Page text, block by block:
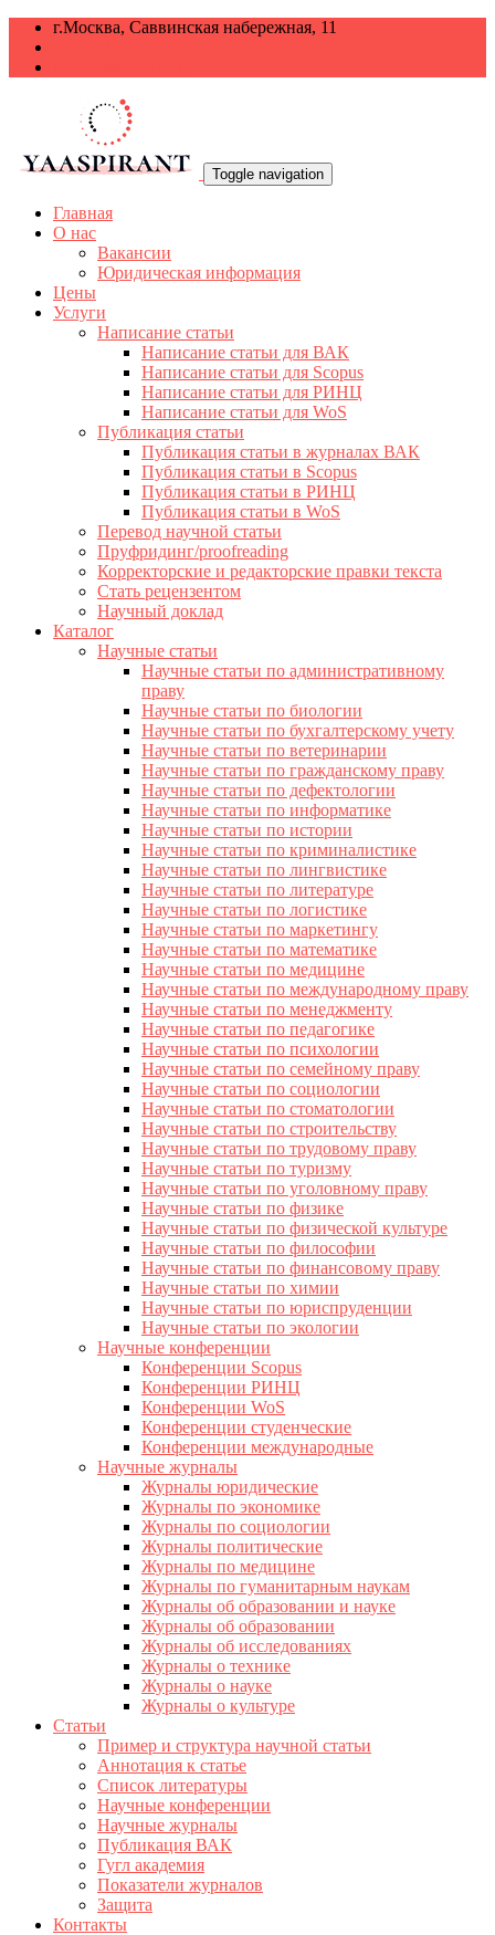
г.Москва, Саввинская набережная, 11
Toggle navigation
Главная
О нас
Вакансии
Юридическая информация
Цены
Услуги
Написание статьи
Написание статьи для ВАК
Написание статьи для Scopus
Написание статьи для РИНЦ
Написание статьи для WoS
Публикация статьи
Публикация статьи в журналах ВАК
Публикация статьи в Scopus
Публикация статьи в РИНЦ
Публикация статьи в WoS
Перевод научной статьи
Пруфридинг/proofreading
Корректорские и редакторские правки текста
Стать рецензентом
Научный доклад
Каталог
Научные статьи
Научные статьи по административному
праву
Научные статьи по биологии
Научные статьи по бухгалтерскому учету
Научные статьи по ветеринарии
Научные статьи по гражданскому праву
Научные статьи по дефектологии
Научные статьи по информатике
Научные статьи по истории
Научные статьи по криминалистике
Научные статьи по лингвистике
Научные статьи по литературе
Научные статьи по логистике
Научные статьи по маркетингу
Научные статьи по математике
Научные статьи по медицине
Научные статьи по международному праву
Научные статьи по менеджменту
Научные статьи по педагогике
Научные статьи по психологии
Научные статьи по семейному праву
Научные статьи по социологии
Научные статьи по стоматологии
Научные статьи по строительству
Научные статьи по трудовому праву
Научные статьи по туризму
Научные статьи по уголовному праву
Научные статьи по физике
Научные статьи по физической культуре
Научные статьи по философии
Научные статьи по финансовому праву
Научные статьи по химии
Научные статьи по юриспруденции
Научные статьи по экологии
Научные конференции
Конференции Scopus
Конференции РИНЦ
Конференции WoS
Конференции студенческие
Конференции международные
Научные журналы
Журналы юридические
Журналы по экономике
Журналы по социологии
Журналы политические
Журналы по медицине
Журналы по гуманитарным наукам
Журналы об образовании и науке
Журналы об образовании
Журналы об исследованиях
Журналы о технике
Журналы о науке
Журналы о культуре
Статьи
Пример и структура научной статьи
Аннотация к статье
Список литературы
Научные конференции
Научные журналы
Публикация ВАК
Гугл академия
Показатели журналов
Защита
Контакты